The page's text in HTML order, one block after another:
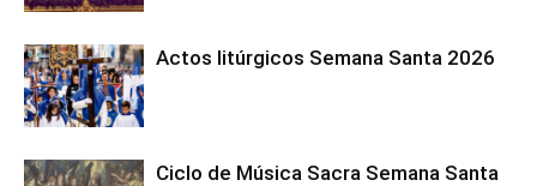
Actos litúrgicos Semana Santa 2026
Ciclo de Música Sacra Semana Santa